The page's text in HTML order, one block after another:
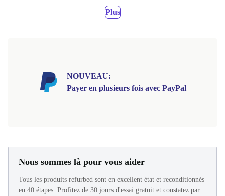
Plus
NOUVEAU:
Payer en plusieurs fois avec PayPal
Nous sommes là pour vous aider
Tous les produits refurbed sont en excellent état et reconditionnés
en 40 étapes. Profitez de 30 jours d'essai gratuit et constatez par